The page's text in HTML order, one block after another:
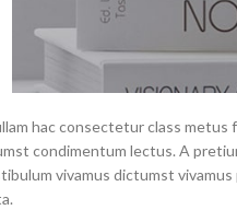
hac consectetur class
condimentum lectus. A
vivamus dictumst